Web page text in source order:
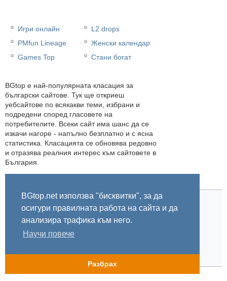
BGtop.net използва "бисквитки", за да
осигури правилната работа на сайта и да
анализира трафика към него.
Научи повече
Разбрах
Игри онлайн
PMfun Lineage
Games Top
L2 drops
Женски календар
Стани богат
BGtop e най-популярната класация за
български сайтове. Тук ще откриеш
уебсайтове по всякакви теми, избрани и
подредени според гласовете на
потребителите. Всеки сайт има шанс да се
изкачи нагоре - напълно безплатно и с ясна
статистика. Класацията се обновява редовно
и отразява реалния интерес към сайтовете в
България.
Начало Правила За BGtop.net
Пишете ни
Линк за гласуване
Бисквитки Поверителност
© 2002-2026 BGtop.net